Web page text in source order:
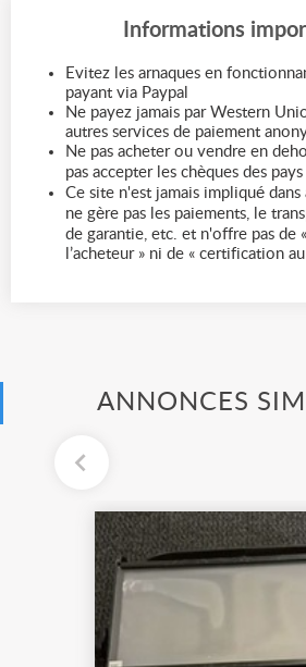
Informations
Evitez les arnaques en
payant via Paypal
Ne payez jamais par Western
autres services de paiement
Ne pas acheter ou vendre en
pas accepter les chèques des
Ce site n'est jamais impliqué
ne gère pas les paiements, le
de garantie, etc. et n'offre pas de
l’acheteur » ni de « certification
ANNONCES